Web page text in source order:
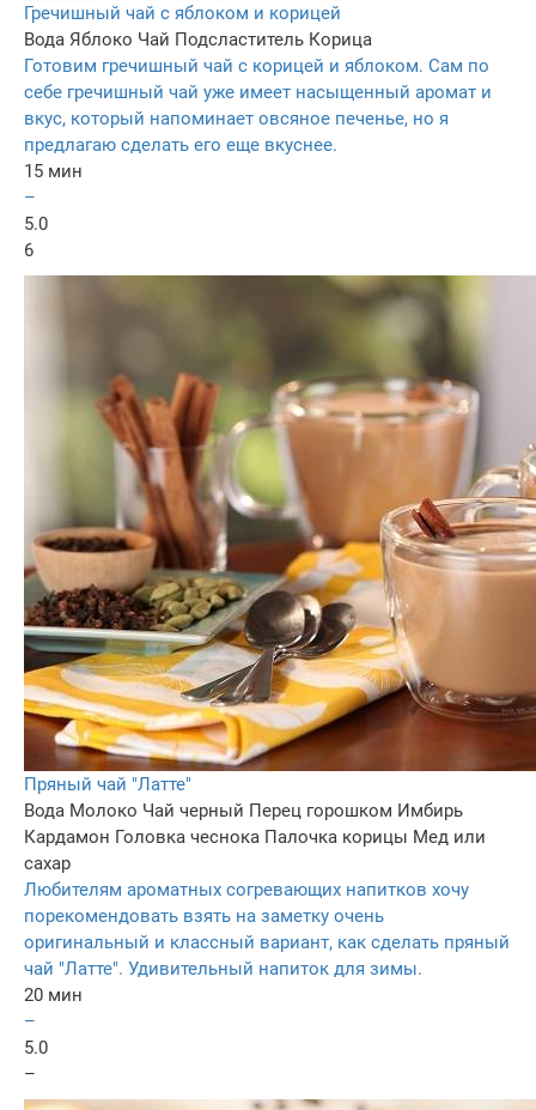
Гречишный чай с яблоком и корицей
Вода Яблоко Чай Подсластитель Корица
Готовим гречишный чай с корицей и яблоком. Сам по
себе гречишный чай уже имеет насыщенный аромат и
вкус, который напоминает овсяное печенье, но я
предлагаю сделать его еще вкуснее.
15 мин
–
5.0
6
Пряный чай "Латте"
Вода Молоко Чай черный Перец горошком Имбирь
Кардамон Головка чеснока Палочка корицы Мед или
сахар
Любителям ароматных согревающих напитков хочу
порекомендовать взять на заметку очень
оригинальный и классный вариант, как сделать пряный
чай "Латте". Удивительный напиток для зимы.
20 мин
–
5.0
–